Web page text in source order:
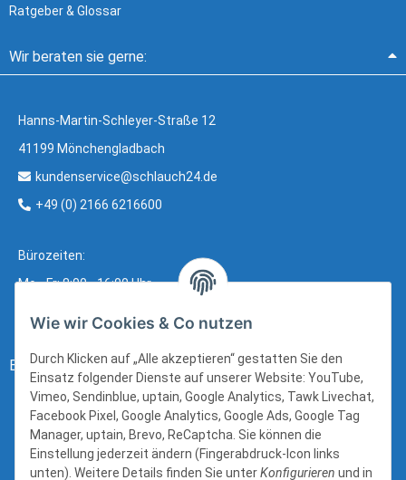
Ratgeber & Glossar
Wir beraten sie gerne:
Hanns-Martin-Schleyer-Straße 12
41199 Mönchengladbach
kundenservice@schlauch24.de
+49 (0) 2166 6216600
Bürozeiten:
Mo - Fr: 8:00 - 16:00 Uhr
Bezahlung:
Wie wir Cookies & Co nutzen
Durch Klicken auf „Alle akzeptieren“ gestatten Sie den
Einsatz folgender Dienste auf unserer Website: YouTube,
Vimeo, Sendinblue, uptain, Google Analytics, Tawk Livechat,
Facebook Pixel, Google Analytics, Google Ads, Google Tag
Manager, uptain, Brevo, ReCaptcha. Sie können die
Einstellung jederzeit ändern (Fingerabdruck-Icon links
unten). Weitere Details finden Sie unterKonfigurieren und in